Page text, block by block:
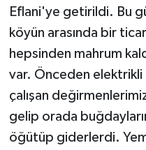
Eflani'ye getirildi. Bu
köyün arasında bir
hepsinden mahrum
var. Önceden
çalışan
gelip orada
öğütüp giderlerdi.